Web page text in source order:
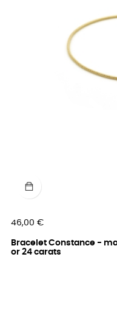
Prix
46,00 €
Bracelet Constance -
or 24 carats